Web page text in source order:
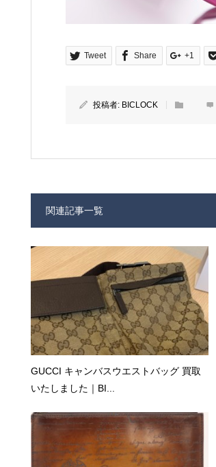
Tweet Share +1
投稿者: BICLOCK
関連記事一覧
GUCCI キャンバスウエストバッグ 買取
いたしました｜BI...